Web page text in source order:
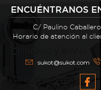
ENCUÉNTRANOS
C/ Paulino
Horario de atención al
sukot@sukot.com